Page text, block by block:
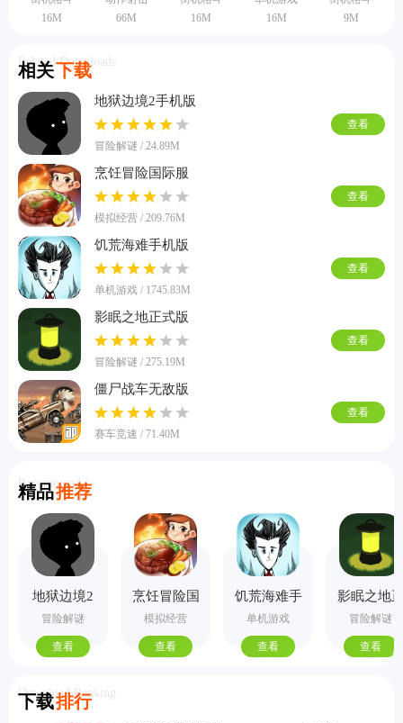
16M
66M
16M
16M
9M
相关下载
Related Downloads
地狱边境2手机版
冒险解谜 / 24.89M
查看
烹饪冒险国际服
模拟经营 / 209.76M
查看
饥荒海难手机版
单机游戏 / 1745.83M
查看
影眠之地正式版
冒险解谜 / 275.19M
查看
僵尸战车无敌版
赛车竞速 / 71.40M
查看
精品推荐
Recommend
地狱边境2
手机版
冒险解谜
查看
烹饪冒险国
际服
模拟经营
查看
饥荒海难手
机版
单机游戏
查看
影眠之地
式版
冒险解谜
查看
下载排行
Download Ranking